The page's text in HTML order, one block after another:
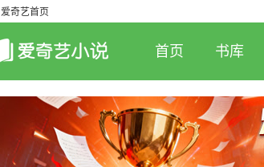
爱奇艺首页
首页 书库